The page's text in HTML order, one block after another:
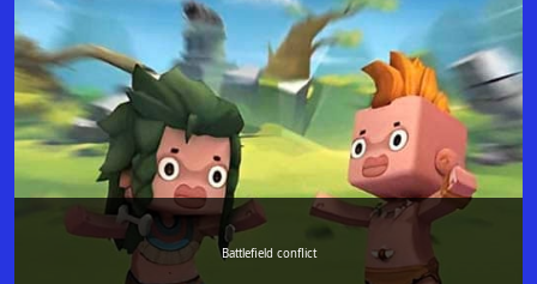
Battlefield conflict